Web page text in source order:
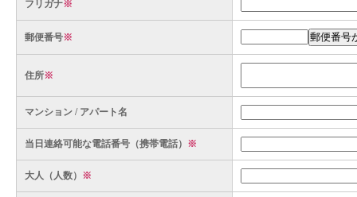
フリガナ※
郵便番号※
住所※
マンション / アパート名
当日連絡可能な電話番号（携帯電話） ※
大人（人数） ※